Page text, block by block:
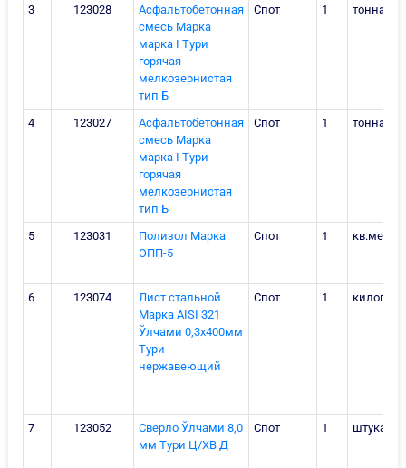
3 123028
Асфальтобетонная
смесь Марка
марка I Тури
горячая
мелкозернистая
тип Б
Спот 1 тонна
4 123027
Асфальтобетонная
смесь Марка
марка I Тури
горячая
мелкозернистая
тип Б
Спот 1 тонна
5 123031
Полизол Марка
ЭПП-5
Спот 1 кв.метр
6 123074
Лист стальной
Марка AISI 321
Ўлчами 0,3х400мм
Тури
нержавеющий
Спот 1
7 123052
Сверло Ўлчами 8,0
мм Тури Ц/ХВ Д
Спот 1 штука